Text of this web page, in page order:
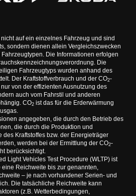
auf ein einzelnes Fahrzeug und sind
sondern dienen allein Vergleichszwecken
Die Informationen erfolgen
Die
Fahrzeugtyps wurden anhand des
Der Kraftstoffverbrauch und der CO2-
von der effizienten Ausnutzung des
auch vom Fahrstil und anderen
CO2ist das für die Erderwärmung
angegeben, die durch den Betrieb des
die durch die Produktion und
des Kraftstoffes bzw. der Energieträger
werden bei der Ermittlung der CO2-
berücksichtigt.
Light Vehicles Test Procedure (WLTP) ist
Reichweite bis zur genannten,
– je nach vorhandener Serien- und
Die tatsächliche Reichweite kann
(z.B. Wetterbedingungen,